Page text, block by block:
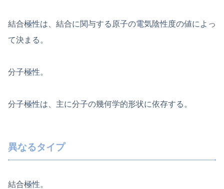
結合極性は、結合に関与する原子の電気陰性度の値によっ
て決まる。
分子極性。
分子極性は、主に分子の幾何学的形状に依存する。
異なるタイプ
結合極性。